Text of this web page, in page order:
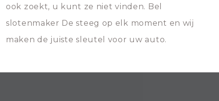
ook zoekt, u kunt ze niet vinden. Bel
slotenmaker De steeg op elk moment en wij
maken de juiste sleutel voor uw auto.